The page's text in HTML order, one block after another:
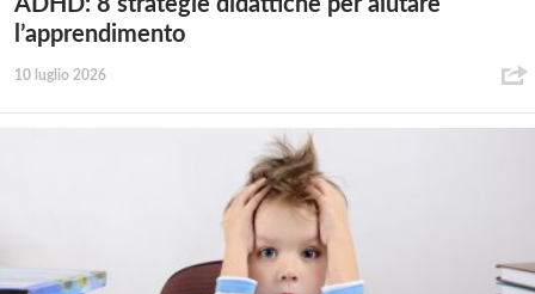
l’apprendimento
10 luglio 2026